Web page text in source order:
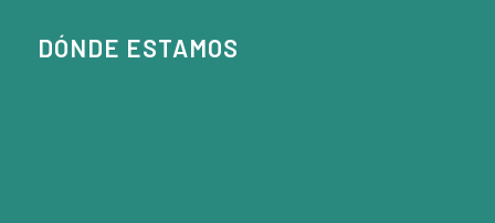
DÓNDE ESTAMOS